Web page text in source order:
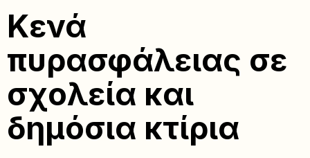
Κενά
πυρασφάλειας σε
σχολεία και
δημόσια κτίρια